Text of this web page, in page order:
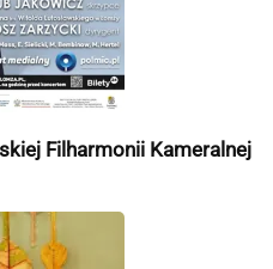
Filharmonii Kameralnej